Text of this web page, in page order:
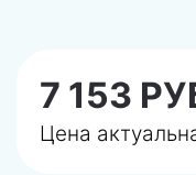
7 153
Цена